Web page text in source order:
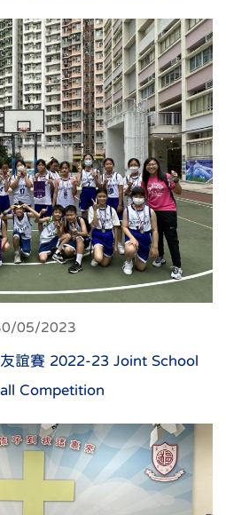
05/2023
誼賽 2022-23 Joint School
Competition